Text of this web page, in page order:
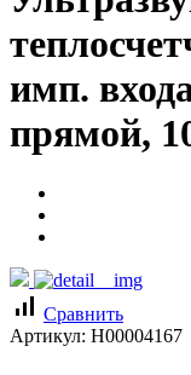
имп.
прямой,
signal_cellular_alt Сравнить
Артикул: Н00004167